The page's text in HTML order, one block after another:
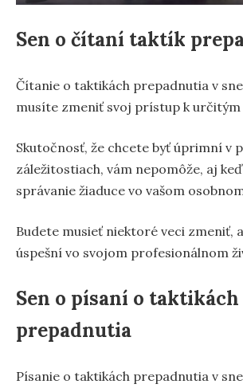
Sen o čítaní taktík
Čítanie o taktikách prepadnutia v
musíte zmeniť svoj prístup k určitým
Skutočnosť, že chcete byť úprimní v
záležitostiach, vám nepomôže, aj
správanie žiaduce vo vašom
Budete musieť niektoré veci zmeniť,
úspešní vo svojom profesionálnom
Sen o písaní o taktikách
prepadnutia
Písanie o taktikách prepadnutia v